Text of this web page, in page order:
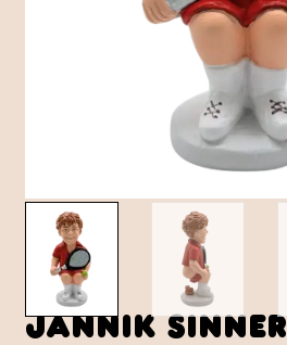
Jannik Sinner